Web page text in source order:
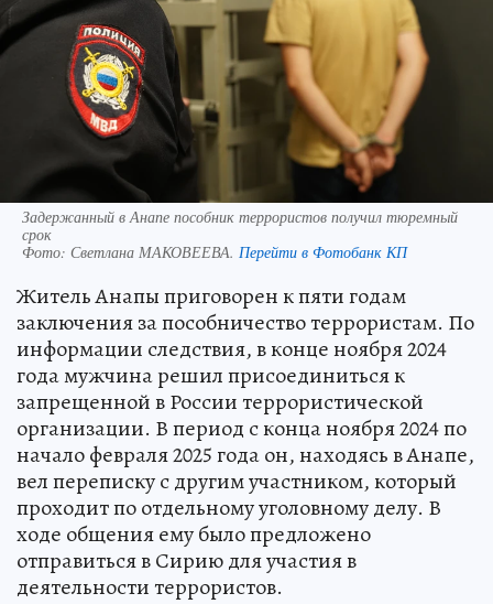
Задержанный в Анапе пособник террористов получил тюремный
срок
Фото: Светлана МАКОВЕЕВА. Перейти в Фотобанк КП
Житель Анапы приговорен к пяти годам
заключения за пособничество террористам. По
информации следствия, в конце ноября 2024
года мужчина решил присоединиться к
запрещенной в России террористической
организации. В период с конца ноября 2024 по
начало февраля 2025 года он, находясь в Анапе,
вел переписку с другим участником, который
проходит по отдельному уголовному делу. В
ходе общения ему было предложено
отправиться в Сирию для участия в
деятельности террористов.